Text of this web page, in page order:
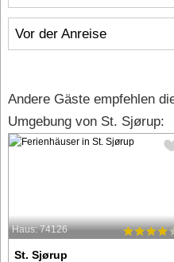
Vor der Anreise
Andere Gäste empfehlen
Umgebung von St. Sjørup:
Haus: 74126
St. Sjørup